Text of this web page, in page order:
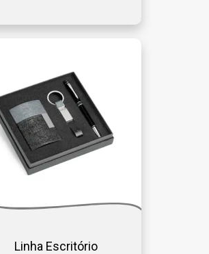
Linha Escritório